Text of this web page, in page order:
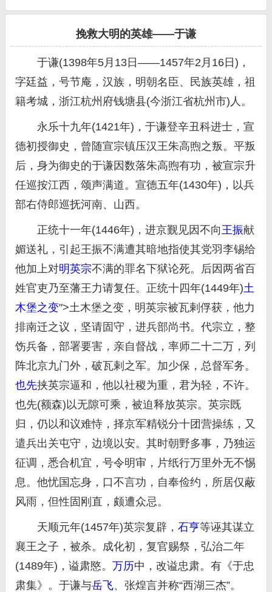
挽救大明的英雄——于谦
于谦(1398年5月13日——1457年2月16日)，
字廷益，号节庵，汉族，明朝名臣、民族英雄，祖
籍考城，浙江杭州府钱塘县(今浙江省杭州市)人。
永乐十九年(1421年)，于谦登辛丑科进士，宣
德初授御史，曾随宣宗镇压汉王朱高煦之叛。平叛
后，身为御史的于谦因数落朱高煦有功，被宣宗升
任巡按江西，颂声满道。宣德五年(1430年)，以兵
部右侍郎巡抚河南、山西。
正统十一年(1446年)，进京觐见因不向王振献
媚送礼，引起王振不满遭其暗地指使其党羽李锡给
他加上对明英宗不满的罪名下狱论死。后因两省百
姓官吏乃至藩王力请复任。正统十四年(1449年)土
木堡之变">土木堡之变，明英宗被瓦剌俘获，他力
排南迁之议，坚请固守，进兵部尚书。代宗立，整
饬兵备，部署要害，亲自督战，率师二十二万，列
阵北京九门外，破瓦剌之军。加少保，总督军务。
也先挟英宗逼和，他以社稷为重，君为轻，不许。
也先(额森)以无隙可乘，被迫释放英宗。英宗既
归，仍以和议难恃，择京军精锐分十团营操练，又
遣兵出关屯守，边境以安。其时朝野多事，乃独运
征调，悉合机宜，号令明审，片纸行万里外无不惕
息。他忧国忘身，口不言功，自奉俭约，所居仅蔽
风雨，但性固刚直，颇遭众忌。
天顺元年(1457年)英宗复辟， 石亨等诬其谋立
襄王之子，被杀。成化初，复官赐祭，弘治二年
(1489年)，谥肃愍。 万历中，改谥忠肃。有《于忠
肃集》。于谦与岳飞、张煌言并称“西湖三杰”。